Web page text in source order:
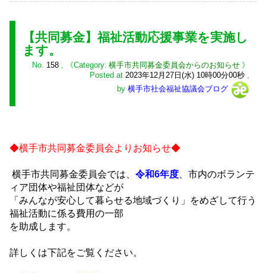
【共同募金】福祉活動応援事業を実施し
ます。
No. 158 ,
横手市共同募金委員会からのお知らせ
Posted at 2023年12月27日(水) 10時00分00秒 ,
by 横手市社会福祉協議会ブログ
◆横手市共同募金委員会よりお知らせ◆
横手市共同募金委員会では、 令和6年度 、市内のボランテ
ィア団体や福祉団体などが
「みんなが安心して暮らせる地域づくり」をめざして行う
福祉活動に係る費用の一部
を助成します。
詳しくは下記をご覧ください。